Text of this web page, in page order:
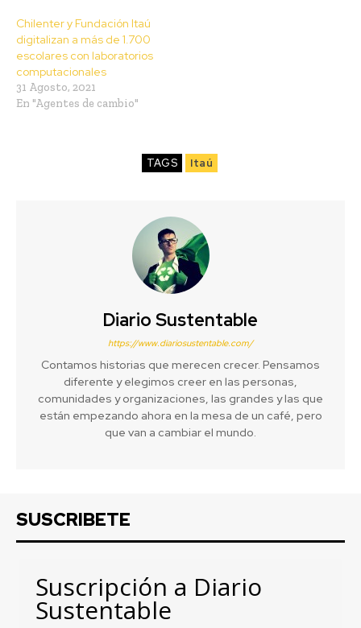
Chilenter y Fundación Itaú
digitalizan a más de 1.700
escolares con laboratorios
computacionales
31 Agosto, 2021
En "Agentes de cambio"
TAGS Itaú
Diario Sustentable
https://www.diariosustentable.com/
Contamos historias que merecen crecer. Pensamos
diferente y elegimos creer en las personas,
comunidades y organizaciones, las grandes y las que
están empezando ahora en la mesa de un café, pero
que van a cambiar el mundo.
SUSCRIBETE
Suscripción a Diario
Sustentable